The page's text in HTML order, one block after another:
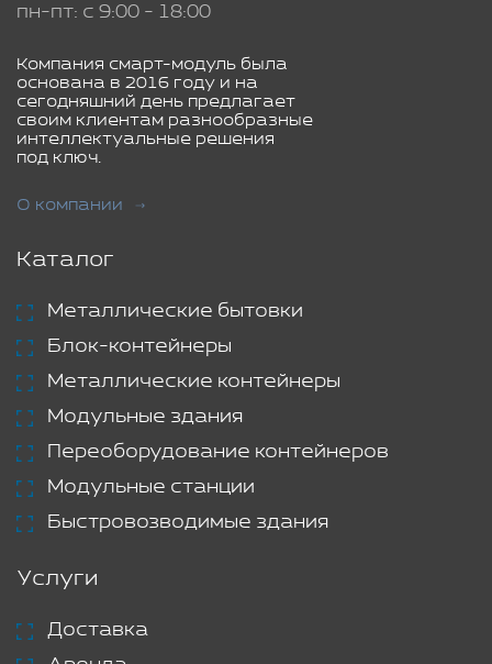
пн-пт: с 9:00 - 18:00
Компания смарт-модуль была
основана в 2016 году и на
сегодняшний день предлагает
своим клиентам разнообразные
интеллектуальные решения
под ключ.
О компании
Каталог
Металлические бытовки
Блок-контейнеры
Металлические контейнеры
Модульные здания
Переоборудование контейнеров
Модульные станции
Быстровозводимые здания
Услуги
Доставка